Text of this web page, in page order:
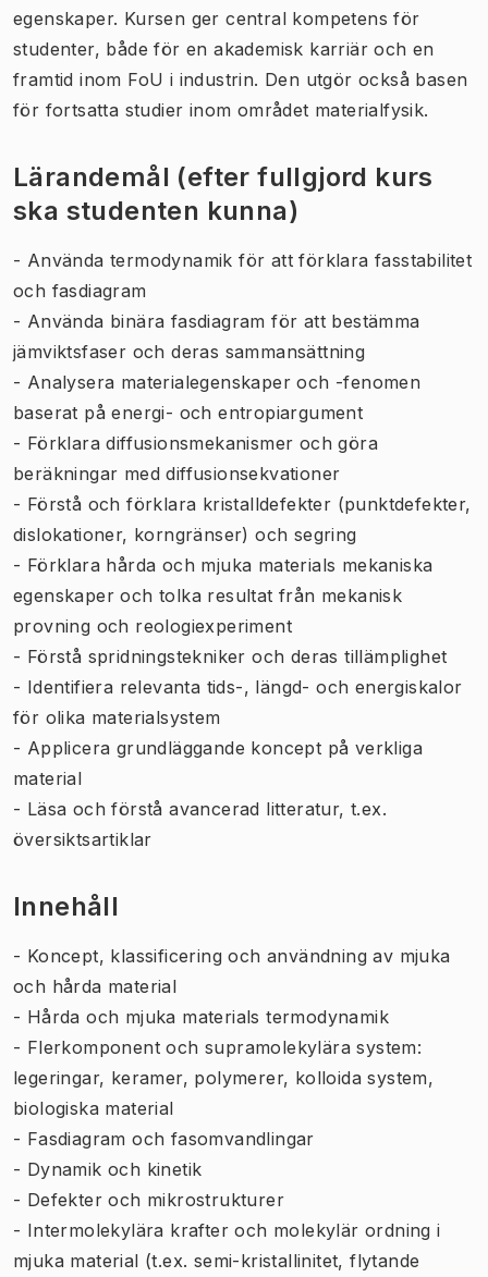
egenskaper. Kursen ger central kompetens för
studenter, både för en akademisk karriär och en
framtid inom FoU i industrin. Den utgör också basen
för fortsatta studier inom området materialfysik.
Lärandemål (efter fullgjord kurs
ska studenten kunna)
- Använda termodynamik för att förklara fasstabilitet
och fasdiagram
- Använda binära fasdiagram för att bestämma
jämviktsfaser och deras sammansättning
- Analysera materialegenskaper och -fenomen
baserat på energi- och entropiargument
- Förklara diffusionsmekanismer och göra
beräkningar med diffusionsekvationer
- Förstå och förklara kristalldefekter (punktdefekter,
dislokationer, korngränser) och segring
- Förklara hårda och mjuka materials mekaniska
egenskaper och tolka resultat från mekanisk
provning och reologiexperiment
- Förstå spridningstekniker och deras tillämplighet
- Identifiera relevanta tids-, längd- och energiskalor
för olika materialsystem
- Applicera grundläggande koncept på verkliga
material
- Läsa och förstå avancerad litteratur, t.ex.
översiktsartiklar
Innehåll
- Koncept, klassificering och användning av mjuka
och hårda material
- Hårda och mjuka materials termodynamik
- Flerkomponent och supramolekylära system:
legeringar, keramer, polymerer, kolloida system,
biologiska material
- Fasdiagram och fasomvandlingar
- Dynamik och kinetik
- Defekter och mikrostrukturer
- Intermolekylära krafter och molekylär ordning i
mjuka material (t.ex. semi-kristallinitet, flytande